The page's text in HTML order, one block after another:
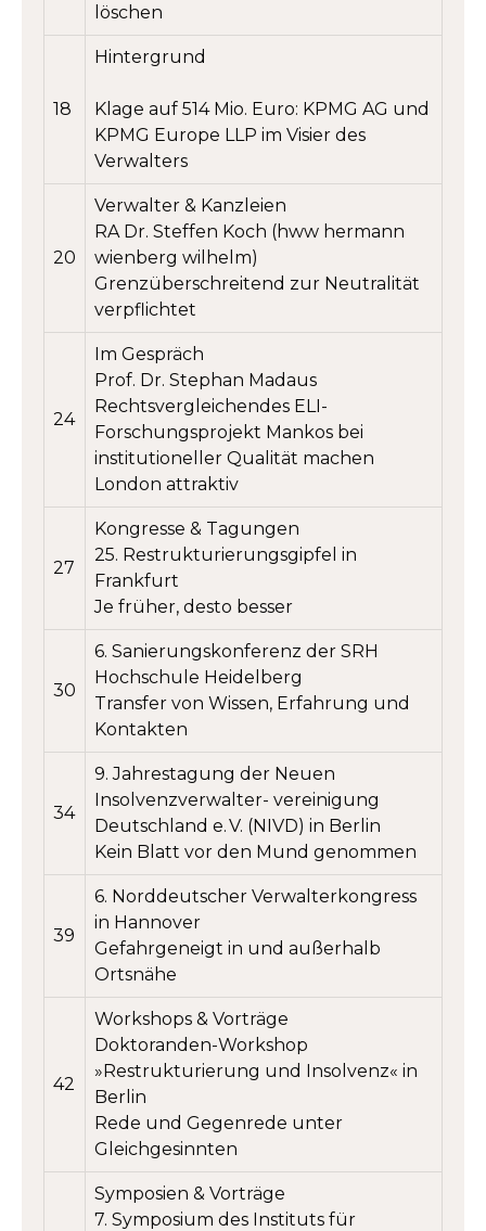
löschen
18
Hintergrund
Klage auf 514 Mio. Euro: KPMG AG und
KPMG Europe LLP im Visier des
Verwalters
20
Verwalter & Kanzleien
RA Dr. Steffen Koch (hww hermann
wienberg wilhelm)
Grenzüberschreitend zur Neutralität
verpflichtet
24
Im Gespräch
Prof. Dr. Stephan Madaus
Rechtsvergleichendes ELI-
Forschungsprojekt Mankos bei
institutioneller Qualität machen
London attraktiv
27
Kongresse & Tagungen
25. Restrukturierungsgipfel in
Frankfurt
Je früher, desto besser
30
6. Sanierungskonferenz der SRH
Hochschule Heidelberg
Transfer von Wissen, Erfahrung und
Kontakten
34
9. Jahrestagung der Neuen
Insolvenzverwalter­- ver­einigung
Deutschland e. V. (NIVD) in Berlin
Kein Blatt vor den Mund genommen
39
6. Norddeutscher Verwalterkongress
in Hannover
Gefahrgeneigt in und außerhalb
Ortsnähe
42
Workshops & Vorträge
Doktoranden-Workshop
»Restrukturierung und Insolvenz« in
Berlin
Rede und Gegenrede unter
Gleichgesinnten
Symposien & Vorträge
7. Symposium des Instituts für